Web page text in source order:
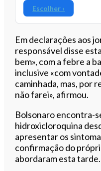
Escolher ›
Em declarações aos
responsável disse
bem», com a febre a
inclusive «com
caminhada, mas, por
não farei», afirmou.
Bolsonaro encontra-
hidroxicloroquina
apresentar os
confirmação do
abordaram esta tarde.